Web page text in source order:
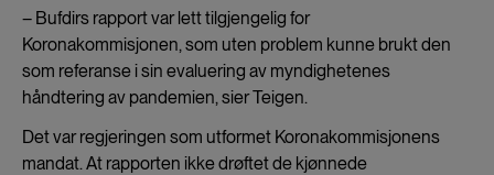
– Bufdirs rapport var lett tilgjengelig for
Koronakommisjonen, som uten problem kunne brukt den
som referanse i sin evaluering av myndighetenes
håndtering av pandemien, sier Teigen.
Det var regjeringen som utformet Koronakommisjonens
mandat. At rapporten ikke drøftet de kjønnede